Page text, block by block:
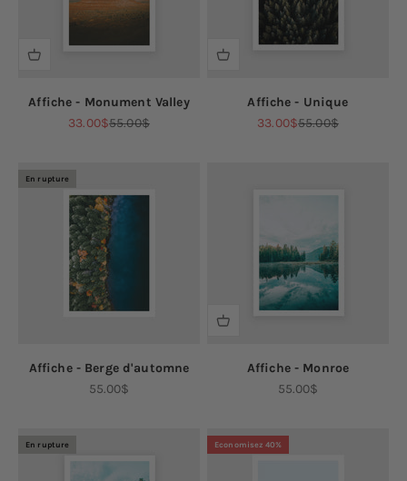
Affiche - Monument Valley
Prix de vente
33.00$Prix normal
55.00$
Affiche - Unique
Prix de vente
33.00$Prix normal
55.00$
En rupture
Affiche - Berge d'automne
Prix de vente
55.00$
Affiche - Monroe
Prix de vente
55.00$
En rupture Economisez 40%